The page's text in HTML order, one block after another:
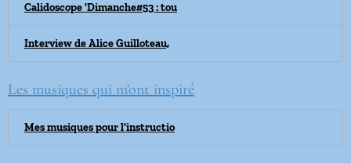
Calidoscope 'Dimanche#53 : tou
Interview de Alice Guilloteau,
Les musiques qui m'ont inspiré
Mes musiques pour l'instructio